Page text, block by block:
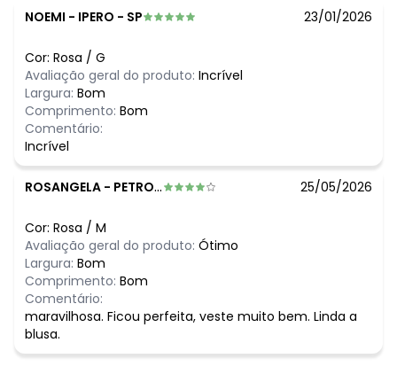
NOEMI - IPERO - SP 23/01/2026
Cor: Rosa / G
Avaliação geral do produto: Incrível
Largura: Bom
Comprimento: Bom
Comentário:
Incrível
ROSANGELA - PETROPOLIS - RJ 25/05/2026
Cor: Rosa / M
Avaliação geral do produto: Ótimo
Largura: Bom
Comprimento: Bom
Comentário:
maravilhosa. Ficou perfeita, veste muito bem. Linda a
blusa.